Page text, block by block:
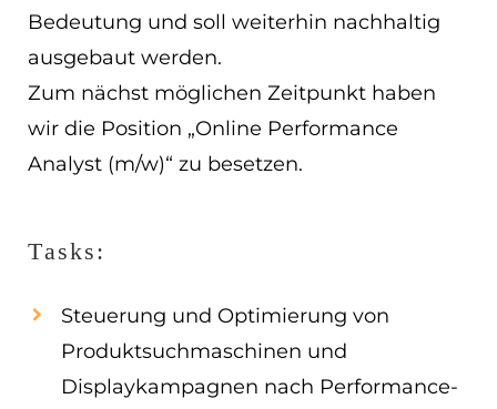
Bedeutung und soll weiterhin nachhaltig
ausgebaut werden.
Zum nächst möglichen Zeitpunkt haben
wir die Position „Online Performance
Analyst (m/w)“ zu besetzen.
Tasks:
Steuerung und Optimierung von
Produktsuchmaschinen und
Displaykampagnen nach Performance-